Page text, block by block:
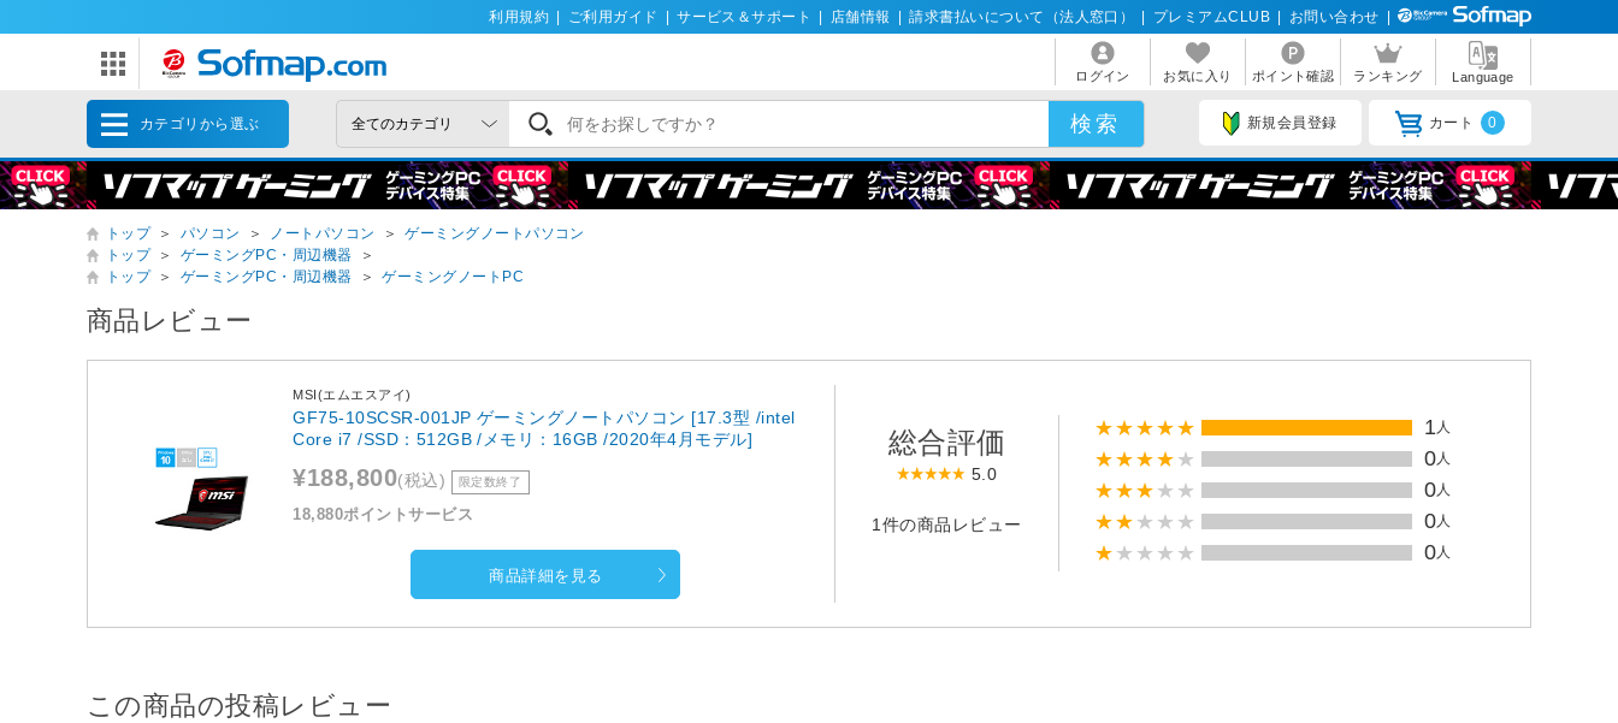
利用規約 ご利用ガイド サービス＆サポート 店舗情報 請求書払いについて（法人窓口） プレミアムCLUB お問い合わせ
ログイン お気に入り ポイント確認 ランキング Language
カテゴリから選ぶ 新規会員登録 カート 0
トップ ＞ パソコン ＞ ノートパソコン ＞
ゲーミングノートパソコン
トップ
＞ ゲーミングPC・周辺機器
＞
トップ
＞ ゲーミングPC・周辺機器 ＞ ゲーミングノートPC
商品レビュー
MSI(エムエスアイ)
GF75-10SCSR-001JP ゲーミングノートパソコン [17.3型 /intel
Core i7 /SSD：512GB /メモリ：16GB /2020年4月モデル]
¥188,800(税込) 限定数終了
18,880ポイントサービス
商品詳細を見る
総合評価
5.0
1件の商品レビュー
1人
0人
0人
0人
0人
この商品の投稿レビュー